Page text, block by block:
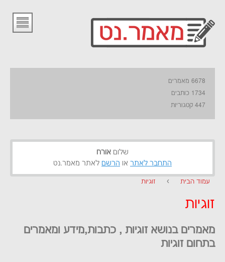
שלום אורח
התחבר לאתר או הרשם לאתר מאמר.נט
6678 מאמרים
1734 כותבים
447 קטגוריות
עמוד הבית › זוגיות
זוגיות
מאמרים בנושא זוגיות , כתבות,מידע ומאמרים
בתחום זוגיות